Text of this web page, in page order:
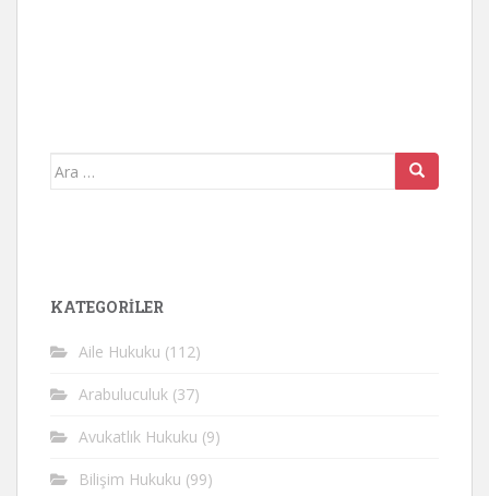
Arama
KATEGORİLER
Aile Hukuku (112)
Arabuluculuk (37)
Avukatlık Hukuku (9)
Bilişim Hukuku (99)